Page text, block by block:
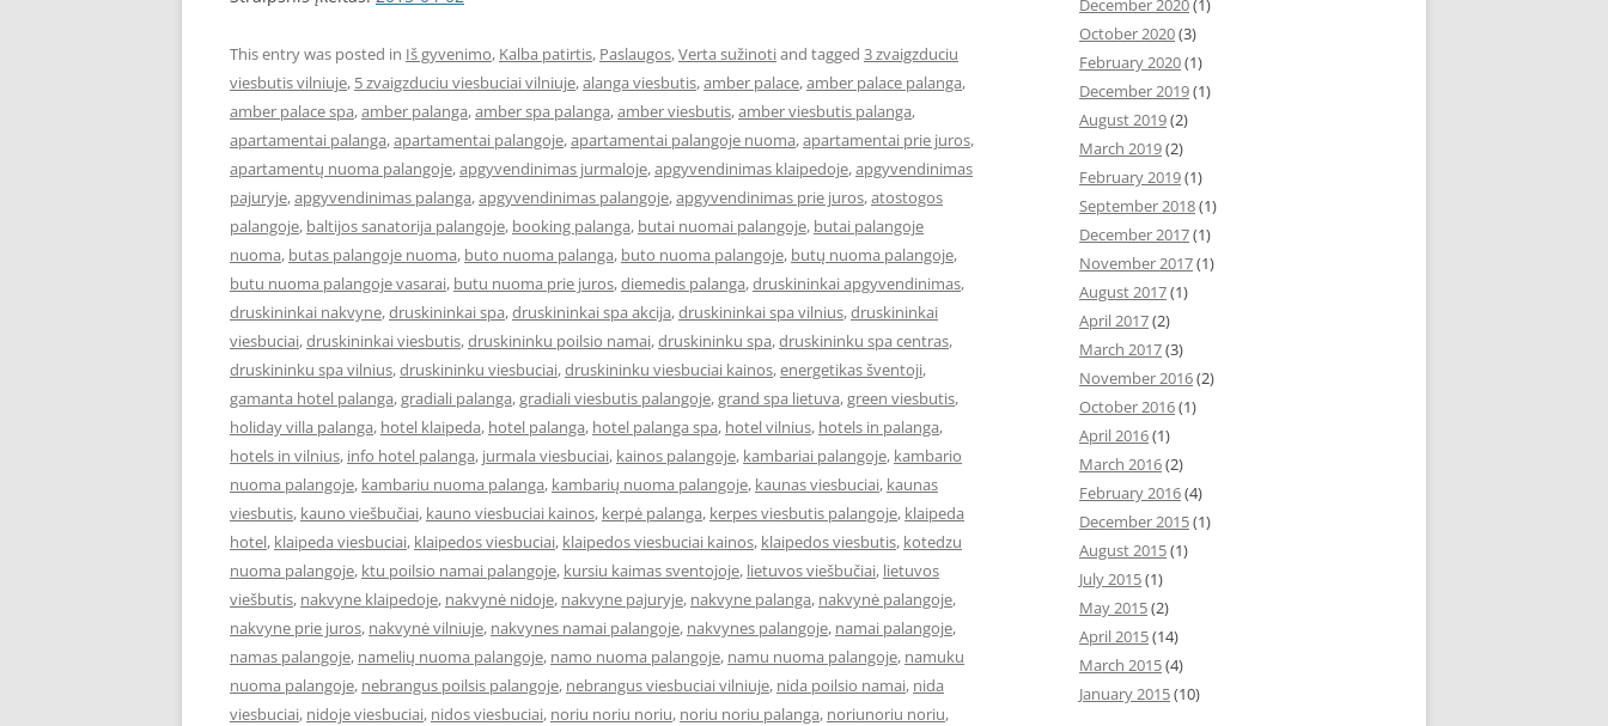
This entry was posted in Iš gyvenimo, Kalba patirtis, Paslaugos,Verta sužinotiand tagged 3 zvaigzduciu
viesbutis vilniuje, 5 zvaigzduciu viesbuciai vilniuje,alanga viesbutis,amber palace,amber palace palanga,
amber palace spa,amber palanga,amber spa palanga,amber viesbutis,amber viesbutis palanga,
apartamentai palanga,apartamentai palangoje,apartamentai palangoje nuoma,apartamentai prie juros,
apartamentų nuoma palangoje,apgyvendinimas jurmaloje,apgyvendinimas klaipedoje,apgyvendinimas
pajuryje,apgyvendinimas palanga,apgyvendinimas palangoje,apgyvendinimas prie juros,atostogos
palangoje, baltijos sanatorija palangoje, booking palanga, butai nuomai palangoje, butai palangoje
nuoma, butas palangoje nuoma, buto nuoma palanga, buto nuoma palangoje, butų nuoma palangoje,
butu nuoma palangoje vasarai, butu nuoma prie juros,diemedis palanga,druskininkai apgyvendinimas,
druskininkai nakvyne,druskininkai spa,druskininkai spa akcija,druskininkai spa vilnius,druskininkai
viesbuciai,druskininkai viesbutis,druskininku poilsio namai,druskininku spa,druskininku spa centras,
druskininku spa vilnius,druskininku viesbuciai,druskininku viesbuciai kainos,energetikas šventoji,
gamanta hotel palanga,gradiali palanga,gradiali viesbutis palangoje,grand spa lietuva,green viesbutis,
holiday villa palanga, hotel klaipeda, hotel palanga, hotel palanga spa, hotel vilnius, hotels in palanga,
hotels in vilnius, info hotel palanga, jurmala viesbuciai, kainos palangoje, kambariai palangoje, kambario
nuoma palangoje, kambariu nuoma palanga, kambarių nuoma palangoje, kaunas viesbuciai, kaunas
viesbutis, kauno viešbučiai, kauno viesbuciai kainos, kerpė palanga, kerpes viesbutis palangoje, klaipeda
hotel, klaipeda viesbuciai, klaipedos viesbuciai, klaipedos viesbuciai kainos, klaipedos viesbutis, kotedzu
nuoma palangoje, ktu poilsio namai palangoje, kursiu kaimas sventojoje, lietuvos viešbučiai, lietuvos
viešbutis, nakvyne klaipedoje, nakvynė nidoje, nakvyne pajuryje, nakvyne palanga, nakvynė palangoje,
nakvyne prie juros, nakvynė vilniuje, nakvynes namai palangoje, nakvynes palangoje, namai palangoje,
namas palangoje, namelių nuoma palangoje, namo nuoma palangoje, namu nuoma palangoje, namuku
nuoma palangoje, nebrangus poilsis palangoje, nebrangus viesbuciai vilniuje, nida poilsio namai, nida
viesbuciai, nidoje viesbuciai, nidos viesbuciai, noriu noriu noriu, noriu noriu palanga, noriunoriu noriu,
December 2020(1)
October 2020(3)
February 2020(1)
December 2019(1)
August 2019(2)
March 2019(2)
February 2019(1)
September 2018(1)
December 2017(1)
November 2017(1)
August 2017(1)
April 2017(2)
March 2017(3)
November 2016(2)
October 2016(1)
April 2016(1)
March 2016(2)
February 2016(4)
December 2015(1)
August 2015(1)
July 2015(1)
May 2015(2)
April 2015(14)
March 2015(4)
January 2015(10)